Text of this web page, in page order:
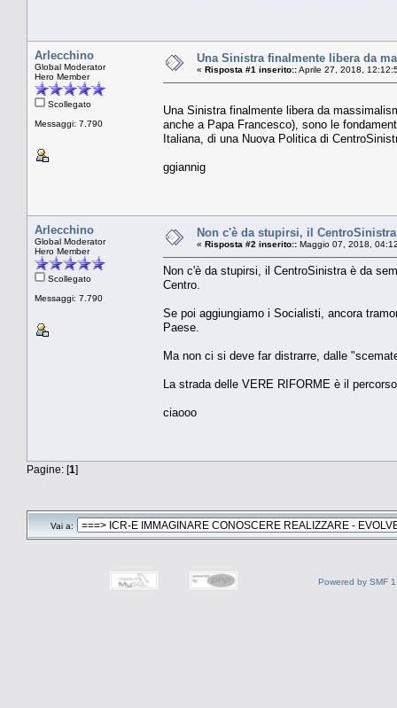
Arlecchino
Global Moderator
Hero Member
Scollegato
Messaggi: 7.790
Una Sinistra finalmente libera da
« Risposta #1 inserito::Aprile 27, 2018,
Una Sinistra finalmente libera da
anche a Papa Francesco), sono le
Italiana, di una Nuova Politica di
ggiannig
Arlecchino
Global Moderator
Hero Member
Scollegato
Messaggi: 7.790
Non c'è da stupirsi, il
« Risposta #2 inserito:: Maggio 07, 2018,
Non c'è da stupirsi, il CentroSinistra è da
Centro.
Se poi aggiungiamo i Socialisti, ancora
Paese.
Ma non ci si deve far distrarre, dalle
La strada delle VERE RIFORME è il
ciaooo
Pagine: [1]
Vai a:
Powered by SMF